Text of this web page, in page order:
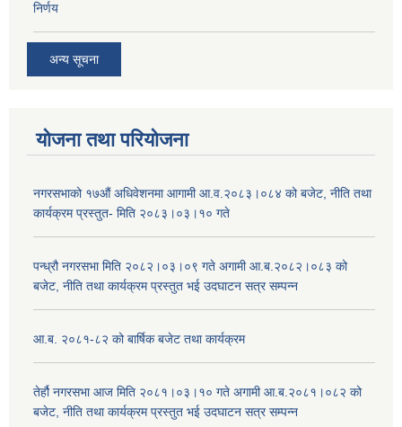
निर्णय
अन्य सूचना
योजना तथा परियोजना
नगरसभाको १७औं अधिवेशनमा आगामी आ.व.२०८३।०८४ को बजेट, नीति तथा
कार्यक्रम प्रस्तुत- मिति २०८३।०३।१० गते
पन्ध्रौ नगरसभा मिति २०८२।०३।०९ गते अगामी आ.ब.२०८२।०८३ को
बजेट, नीति तथा कार्यक्रम प्रस्तुत भई उदघाटन सत्र सम्पन्न
आ.ब. २०८१-८२ को बार्षिक बजेट तथा कार्यक्रम
तेर्हौ नगरसभा आज मिति २०८१।०३।१० गते अगामी आ.ब.२०८१।०८२ को
बजेट, नीति तथा कार्यक्रम प्रस्तुत भई उदघाटन सत्र सम्पन्न